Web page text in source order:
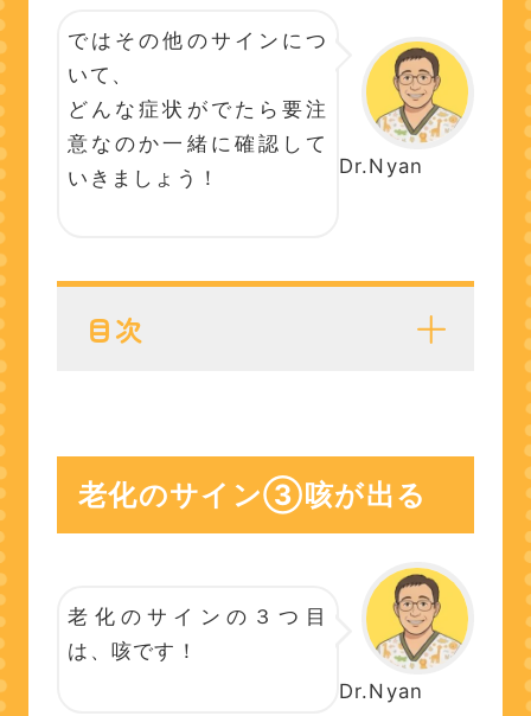
Dr.Nyan
ではその他のサインにつ
いて、
どんな症状がでたら要注
意なのか一緒に確認して
いきましょう！
目次
『心臓病』
心臓病の予防は「悪化させ
ない」が大切
老化のサイン④：やる気が
ない（ホルモン失調）
気を付けた方がよい病気は
『甲状腺機能低下症』
老化のサイン③咳が出る
Dr.Nyan
老化のサインの３つ目
は、咳です！